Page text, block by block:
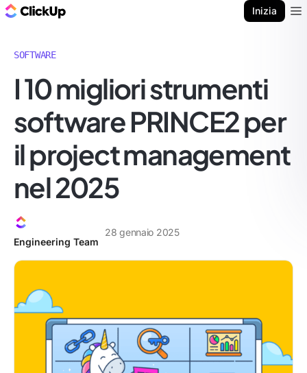
Inizia
SOFTWARE
I 10 migliori strumenti
software PRINCE2 per
il project management
nel 2025
Engineering Team
28 gennaio 2025